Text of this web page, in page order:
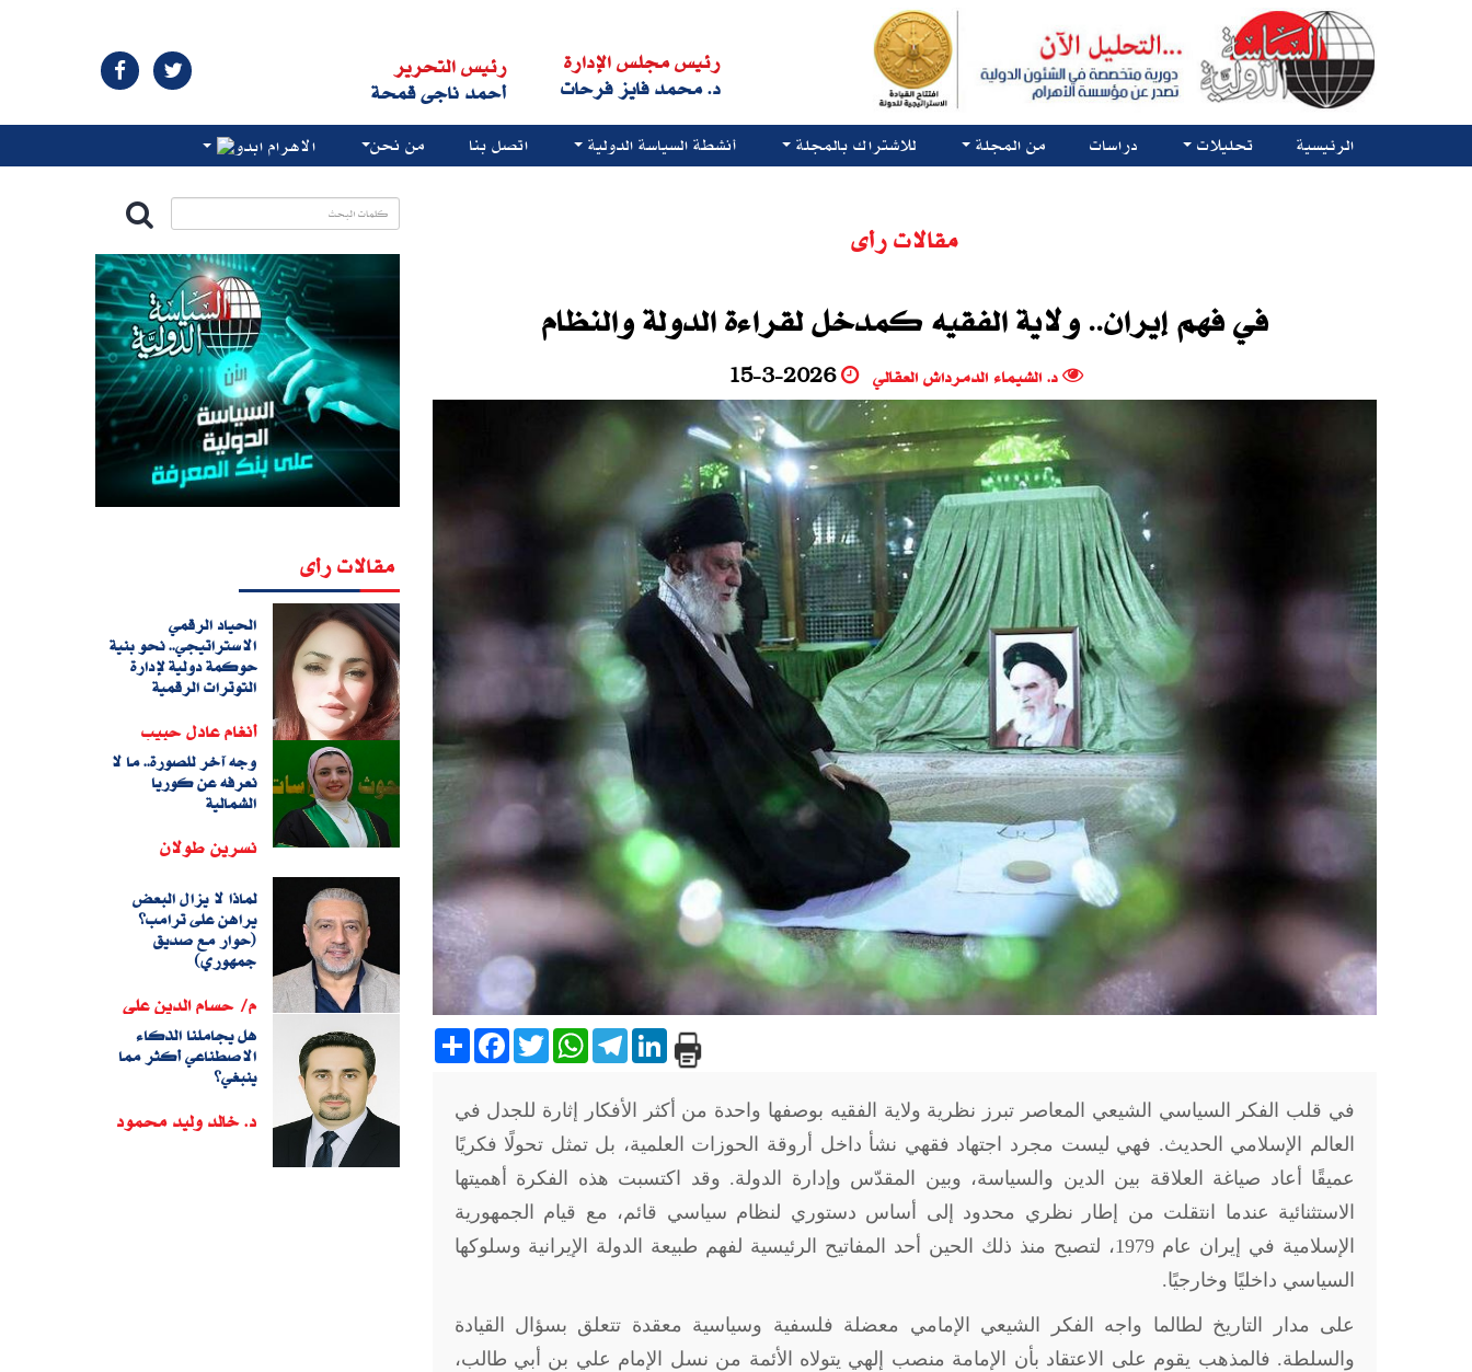
رئيس مجلس الإدارة
د. محمد فايز فرحات
رئيس التحرير
أحمد ناجى قمحة
الرئيسية تحليلات دراسات من المجلة للاشتراك بالمجلة أنشطة السياسة الدولية اتصل بنا من نحن الاهرام ابدو
مقالات رأى
في فهم إيران.. ولاية الفقيه كمدخل لقراءة الدولة والنظام
د. الشيماء الدمرداش العقالي 15-3-2026
ShareFacebook
TwitterWhatsAppTelegramLinkedIn
في قلب الفكر السياسي الشيعي المعاصر تبرز نظرية ولاية الفقيه بوصفها واحدة من أكثر الأفكار إثارة للجدل في
العالم الإسلامي الحديث. فهي ليست مجرد اجتهاد فقهي نشأ داخل أروقة الحوزات العلمية، بل تمثل تحولًا فكريًا
عميقًا أعاد صياغة العلاقة بين الدين والسياسة، وبين المقدّس وإدارة الدولة. وقد اكتسبت هذه الفكرة أهميتها
الاستثنائية عندما انتقلت من إطار نظري محدود إلى أساس دستوري لنظام سياسي قائم، مع قيام الجمهورية
الإسلامية في إيران عام 1979، لتصبح منذ ذلك الحين أحد المفاتيح الرئيسية لفهم طبيعة الدولة الإيرانية وسلوكها
السياسي داخليًا وخارجيًا.
على مدار التاريخ لطالما واجه الفكر الشيعي الإمامي معضلة فلسفية وسياسية معقدة تتعلق بسؤال القيادة
والسلطة. فالمذهب يقوم على الاعتقاد بأن الإمامة منصب إلهي يتولاه الأئمة من نسل الإمام علي بن أبي طالب،
مقالات رأى
الحياد الرقمي
الاستراتيجي.. نحو بنية
حوكمة دولية لإدارة
التوترات الرقمية
أنغام عادل حبيب
وجه آخر للصورة.. ما لا
نعرفه عن كوريا
الشمالية
نسرين طولان
لماذا لا يزال البعض
يراهن على ترامب؟
(حوار مع صديق
جمهوري)
م/ حسام الدين على
هل يجاملنا الذكاء
الاصطناعي أكثر مما
ينبغي؟
د. خالد وليد محمود